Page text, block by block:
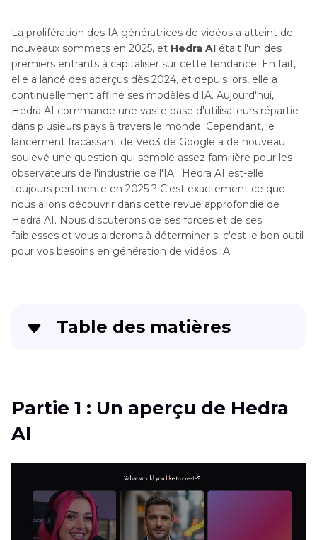
La prolifération des IA génératrices de vidéos a atteint de
nouveaux sommets en 2025, et Hedra AI était l'un des
premiers entrants à capitaliser sur cette tendance. En fait,
elle a lancé des aperçus dès 2024, et depuis lors, elle a
continuellement affiné ses modèles d'IA. Aujourd'hui,
Hedra AI commande une vaste base d'utilisateurs répartie
dans plusieurs pays à travers le monde. Cependant, le
lancement fracassant de Veo3 de Google a de nouveau
soulevé une question qui semble assez familière pour les
observateurs de l'industrie de l'IA : Hedra AI est-elle
toujours pertinente en 2025 ? C'est exactement ce que
nous allons découvrir dans cette revue approfondie de
Hedra AI. Nous discuterons de ses forces et de ses
faiblesses et vous aiderons à déterminer si c'est le bon outil
pour vos besoins en génération de vidéos IA.
Table des matières
Partie 2 : Caractéristiques clés de Hedra AI
Partie 3
Partie 4: Cas d'utilisation de Hedra AI
Bonus : Améliorez les vidéos générées par
Hedra AI avec HitPaw VikPea
Partie 1 : Un aperçu de Hedra
AI